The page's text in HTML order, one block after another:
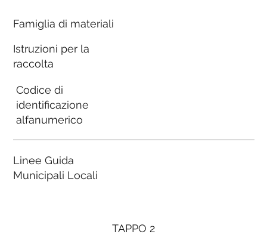
Famiglia di materiali
Istruzioni per la
raccolta
Codice di
identificazione
alfanumerico
Linee Guida
Municipali Locali
TAPPO 2